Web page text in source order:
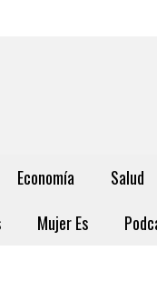
Economía Salud
Mujer Es